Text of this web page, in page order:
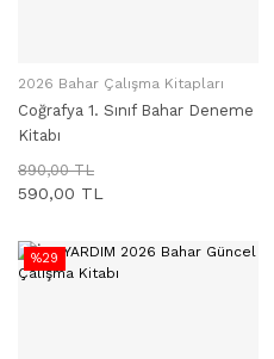
SEPETE EKLE
2026 Bahar Çalışma Kitapları
Coğrafya 1. Sınıf Bahar Deneme
Kitabı
890,00 TL
590,00 TL
%29